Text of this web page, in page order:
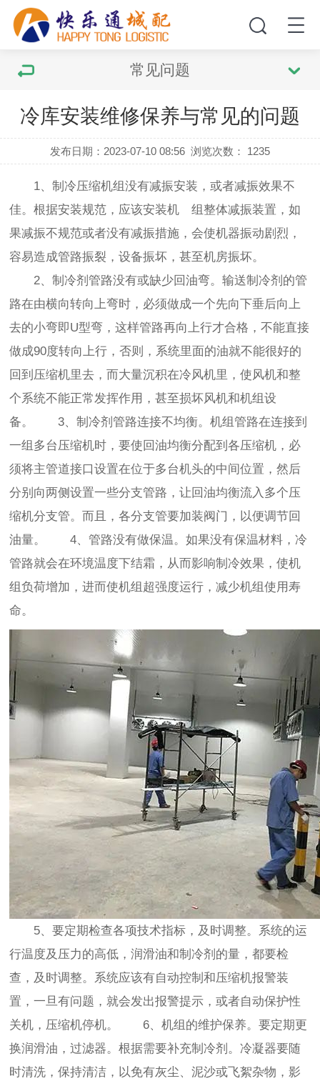
常见问题
冷库安装维修保养与常见的问题
发布日期：2023-07-10 08:56 浏览次数： 1235
1、制冷压缩机组没有减振安装，或者减振效果不
佳。根据安装规范，应该安装机 组整体减振装置，如
果减振不规范或者没有减振措施，会使机器振动剧烈，
容易造成管路振裂，设备振坏，甚至机房振坏。
2、制冷剂管路没有或缺少回油弯。输送制冷剂的管
路在由横向转向上弯时，必须做成一个先向下垂后向上
去的小弯即U型弯，这样管路再向上行才合格，不能直接
做成90度转向上行，否则，系统里面的油就不能很好的
回到压缩机里去，而大量沉积在冷风机里，使风机和整
个系统不能正常发挥作用，甚至损坏风机和机组设
备。 3、制冷剂管路连接不均衡。机组管路在连接到
一组多台压缩机时，要使回油均衡分配到各压缩机，必
须将主管道接口设置在位于多台机头的中间位置，然后
分别向两侧设置一些分支管路，让回油均衡流入多个压
缩机分支管。而且，各分支管要加装阀门，以便调节回
油量。 4、管路没有做保温。如果没有保温材料，冷
管路就会在环境温度下结霜，从而影响制冷效果，使机
组负荷增加，进而使机组超强度运行，减少机组使用寿
命。
5、要定期检查各项技术指标，及时调整。系统的运
行温度及压力的高低，润滑油和制冷剂的量，都要检
查，及时调整。系统应该有自动控制和压缩机报警装
置，一旦有问题，就会发出报警提示，或者自动保护性
关机，压缩机停机。 6、机组的维护保养。要定期更
换润滑油，过滤器。根据需要补充制冷剂。冷凝器要随
时清洗，保持清洁，以免有灰尘、泥沙或飞絮杂物，影